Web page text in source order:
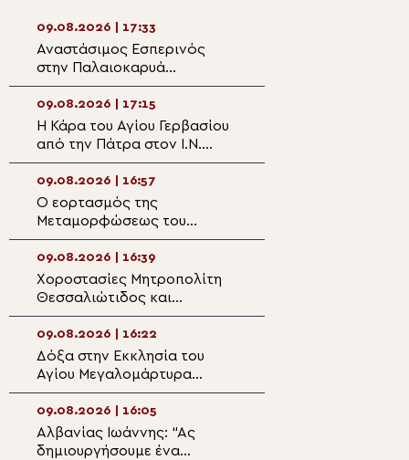
09.08.2026 | 17:33
Αναστάσιμος Εσπερινός
στην Παλαιοκαρυά
Τριχωνίδος
09.08.2026 | 17:15
Η Κάρα του Αγίου Γερβασίου
από την Πάτρα στον Ι.Ν.
Αγίου Ανδρέου Σκάλας –
Ωρωπού
09.08.2026 | 16:57
Ο εορτασμός της
Μεταμορφώσεως του
Σωτήρος στην Κάλυμνο
09.08.2026 | 16:39
Χοροστασίες Μητροπολίτη
Θεσσαλιώτιδος και
Φαναριοφερσάλων
09.08.2026 | 16:22
Δόξα στην Εκκλησία του
Αγίου Μεγαλομάρτυρα
Παντελεήμονα στο Μίριεβο
09.08.2026 | 16:05
Αλβανίας Ιωάννης: “Ας
δημιουργήσουμε ένα